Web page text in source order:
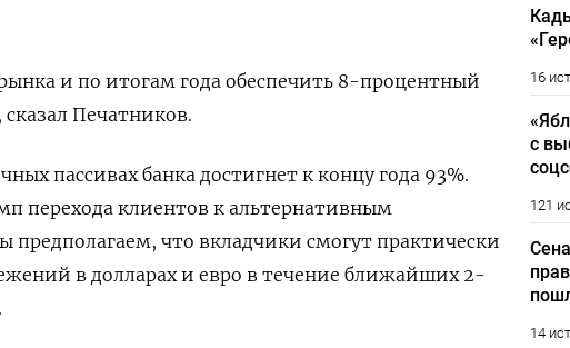
и по итогам года обеспечить 8-процентный
Печатников.
пассивах банка достигнет к концу года 93%.
перехода клиентов к альтернативным
что вкладчики смогут практически
в долларах и евро в течение ближайших 2-